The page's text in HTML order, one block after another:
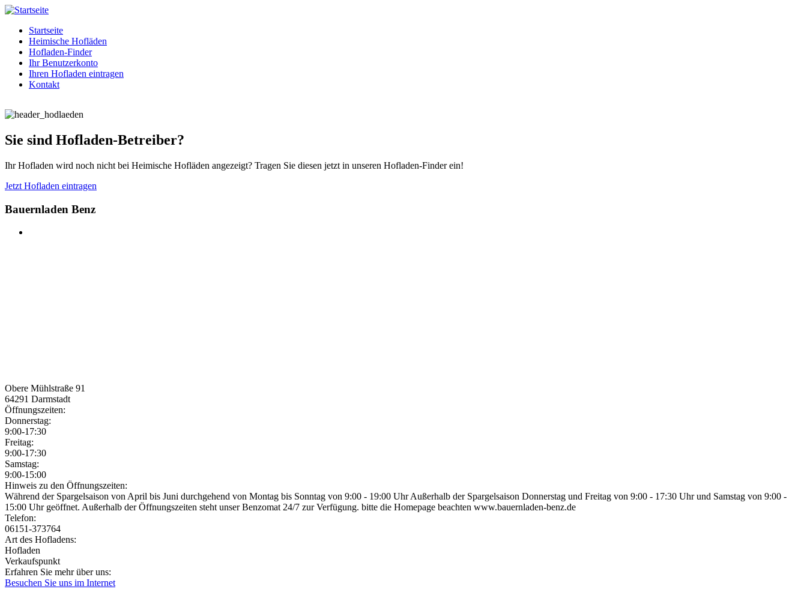
Startseite
Heimische Hofläden
Hofladen-Finder
Ihr Benutzerkonto
Ihren Hofladen eintragen
Kontakt
Sie sind Hofladen-Betreiber?
Ihr Hofladen wird noch nicht bei Heimische Hofläden angezeigt? Tragen Sie diesen jetzt in unseren Hofladen-Finder ein!
Jetzt Hofladen eintragen
Bauernladen Benz
Obere Mühlstraße 91
64291 Darmstadt
Öffnungszeiten:
Donnerstag:
9:00-17:30
Freitag:
9:00-17:30
Samstag:
9:00-15:00
Jetzt geöffnet!
Jetzt geschlossen!
Hinweis zu den Öffnungszeiten:
Während der Spargelsaison von April bis Juni durchgehend von Montag bis Sonntag von 9:00 - 19:00 Uhr Außerhalb der Spargelsaison Donnerstag und Freitag von 9:00 - 17:30 Uhr und Samstag von 9:00 -
15:00 Uhr geöffnet. Außerhalb der Öffnungszeiten steht unser Benzomat 24/7 zur Verfügung. bitte die Homepage beachten www.bauernladen-benz.de
Telefon:
06151-373764
Art des Hofladens:
Hofladen
Verkaufspunkt
Erfahren Sie mehr über uns:
Besuchen Sie uns im Internet